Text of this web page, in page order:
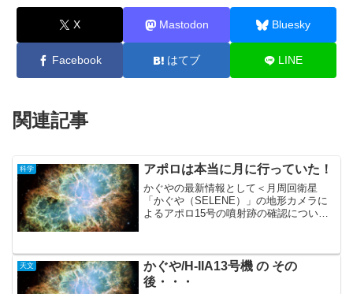
X Mastodon Bluesky
Facebook はてブ LINE
関連記事
科学 アポロは本当に月に行っていた！
かぐやの最新情報として＜月周回衛星
「かぐや（SELENE）」の地形カメラに
よるアポロ15号の噴射跡の確認について
されたことになり...
天文
かぐや/H-IIA13号機 の その
後・・・